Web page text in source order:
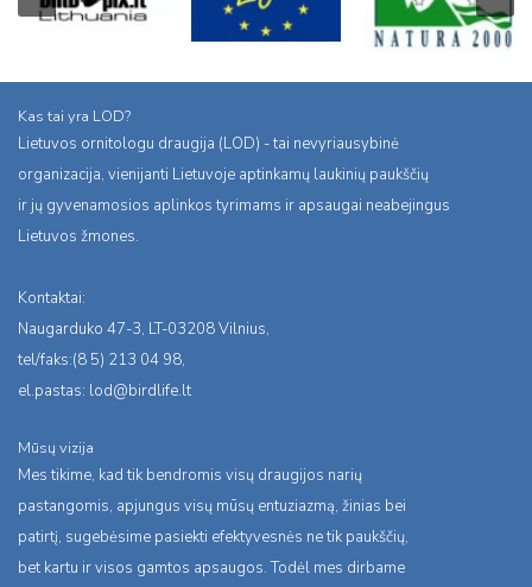
Kas tai yra LOD?
Lietuvos ornitologu draugija (LOD) - tai nevyriausybinė
organizacija, vienijanti Lietuvoje aptinkamų laukinių paukščių
ir jų gyvenamosios aplinkos tyrimams ir apsaugai neabejingus
Lietuvos žmones.
Kontaktai:
Naugarduko 47-3, LT-03208 Vilnius,
tel/faks:(8 5) 213 04 98,
el.pastas: lod@birdlife.lt
Mūsų vizija
Mes tikime, kad tik bendromis visų draugijos narių
pastangomis, apjungus visų mūsų entuziazmą, žinias bei
patirtį, sugebėsime pasiekti efektyvesnės ne tik paukščių,
bet kartu ir visos gamtos apsaugos. Todėl mes dirbame